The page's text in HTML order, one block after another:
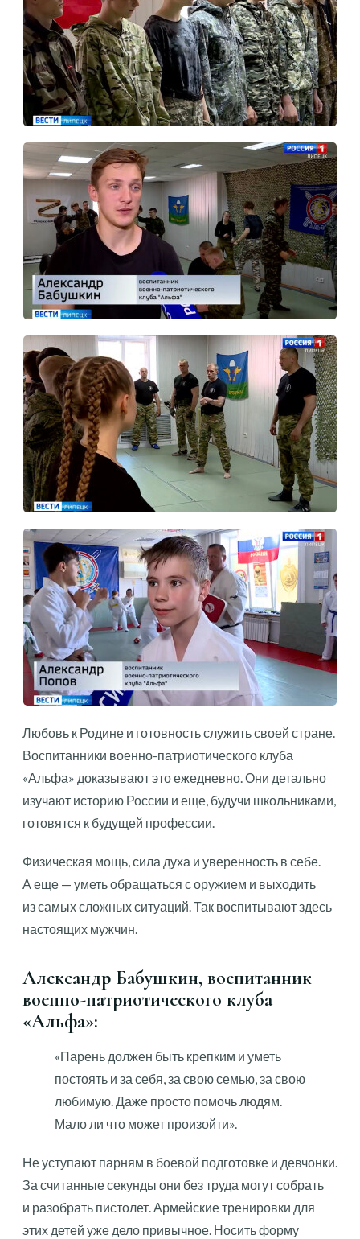
Любовь к Родине и готовность служить своей стране.
Воспитанники военно-патриотического клуба
«Альфа» доказывают это ежедневно. Они детально
изучают историю России и еще, будучи школьниками,
готовятся к будущей профессии.
Физическая мощь, сила духа и уверенность в себе.
А еще — уметь обращаться с оружием и выходить
из самых сложных ситуаций. Так воспитывают здесь
настоящих мужчин.
Александр Бабушкин, воспитанник
военно-патриотического клуба
«Альфа»:
«Парень должен быть крепким и уметь
постоять и за себя, за свою семью, за свою
любимую. Даже просто помочь людям.
Мало ли что может произойти».
Не уступают парням в боевой подготовке и девчонки.
За считанные секунды они без труда могут собрать
и разобрать пистолет. Армейские тренировки для
этих детей уже дело привычное. Носить форму